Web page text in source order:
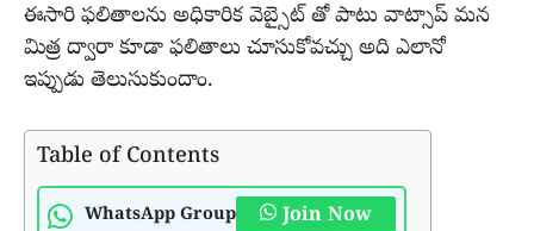
ఈసారి ఫలితాలను అధికారిక వెబ్సైట్ తో పాటు వాట్సాప్ మన
మిత్ర ద్వారా కూడా ఫలితాలు చూసుకోవచ్చు అది ఎలానో
ఇప్పుడు తెలుసుకుందాం.
Table of Contents
WhatsApp Group Join Now